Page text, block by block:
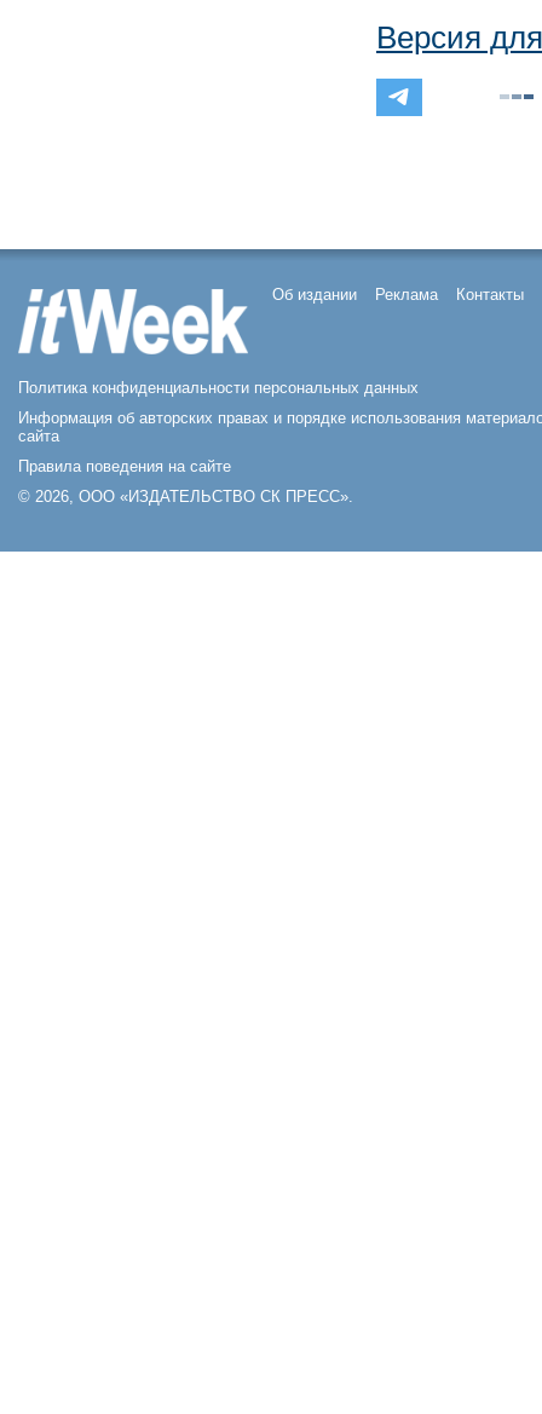
Версия
Об издании Реклама Контакты
Политика конфиденциальности персональных данных
Информация об авторских правах и порядке использования
сайта
Правила поведения на сайте
© 2026, ООО «ИЗДАТЕЛЬСТВО СК ПРЕСС».